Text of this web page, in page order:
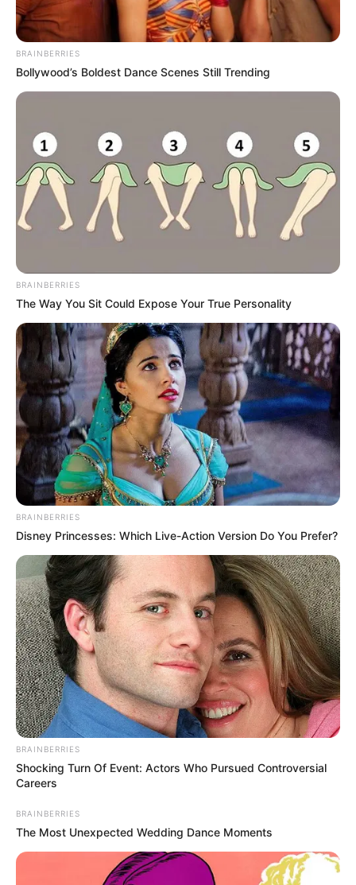
BRAINBERRIES
Bollywood’s Boldest Dance Scenes Still Trending
BRAINBERRIES
The Way You Sit Could Expose Your True Personality
BRAINBERRIES
Disney Princesses: Which Live-Action Version Do You Prefer?
BRAINBERRIES
Shocking Turn Of Event: Actors Who Pursued Controversial
Careers
BRAINBERRIES
The Most Unexpected Wedding Dance Moments